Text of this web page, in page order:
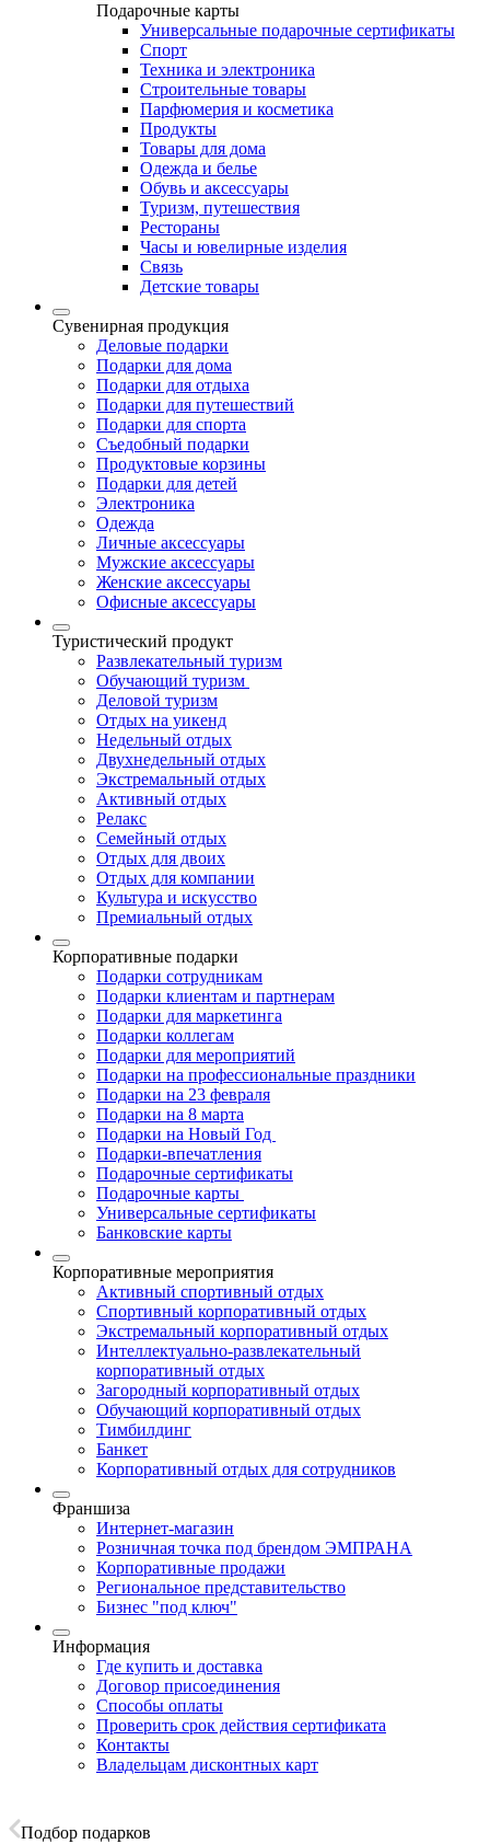
Подарочные карты
Универсальные подарочные сертификаты
Спорт
Техника и электроника
Строительные товары
Парфюмерия и косметика
Продукты
Товары для дома
Одежда и белье
Обувь и аксессуары
Туризм, путешествия
Рестораны
Часы и ювелирные изделия
Связь
Детские товары
Сувенирная продукция
Деловые подарки
Подарки для дома
Подарки для отдыха
Подарки для путешествий
Подарки для спорта
Съедобный подарки
Продуктовые корзины
Подарки для детей
Электроника
Одежда
Личные аксессуары
Мужские аксессуары
Женские аксессуары
Офисные аксессуары
Туристический продукт
Развлекательный туризм
Обучающий туризм
Деловой туризм
Отдых на уикенд
Недельный отдых
Двухнедельный отдых
Экстремальный отдых
Активный отдых
Релакс
Семейный отдых
Отдых для двоих
Отдых для компании
Культура и искусство
Премиальный отдых
Корпоративные подарки
Подарки сотрудникам
Подарки клиентам и партнерам
Подарки для маркетинга
Подарки коллегам
Подарки для мероприятий
Подарки на профессиональные праздники
Подарки на 23 февраля
Подарки на 8 марта
Подарки на Новый Год
Подарки-впечатления
Подарочные сертификаты
Подарочные карты
Универсальные сертификаты
Банковские карты
Корпоративные мероприятия
Активный спортивный отдых
Спортивный корпоративный отдых
Экстремальный корпоративный отдых
Интеллектуально-развлекательный
корпоративный отдых
Загородный корпоративный отдых
Обучающий корпоративный отдых
Тимбилдинг
Банкет
Корпоративный отдых для сотрудников
Франшиза
Интернет-магазин
Розничная точка под брендом ЭМПРАНА
Корпоративные продажи
Региональное представительство
Бизнес "под ключ"
Информация
Где купить и доставка
Договор присоединения
Способы оплаты
Проверить срок действия сертификата
Контакты
Владельцам дисконтных карт
Подбор подарков